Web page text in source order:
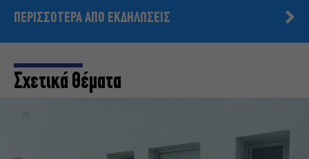
ΠΕΡΙΣΣΟΤΕΡΑ ΑΠΟ ΕΚΔΗΛΩΣΕΙΣ
Σχετικά Θέματα